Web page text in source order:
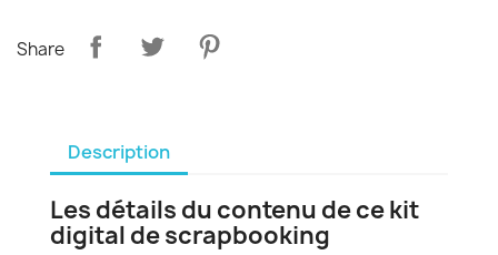
Share
Description
Les détails du contenu de ce kit
digital de scrapbooking